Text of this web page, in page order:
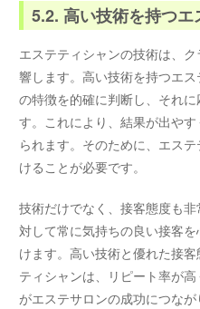
5.2. 高い技術を持つ
エステティシャンの技術は、
響します。高い技術を持つエ
の特徴を的確に判断し、それ
す。これにより、結果が出や
られます。そのために、エス
けることが必要です。
技術だけでなく、接客態度も
対して常に気持ちの良い接客
けます。高い技術と優れた接
ティシャンは、リピート率が
がエステサロンの成功につなが